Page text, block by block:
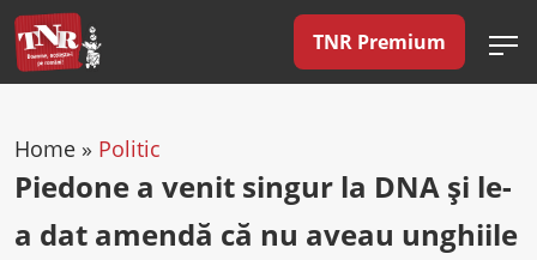
TNR Premium
Home » Politic
Piedone a venit singur la DNA și le-
a dat amendă că nu aveau unghiile